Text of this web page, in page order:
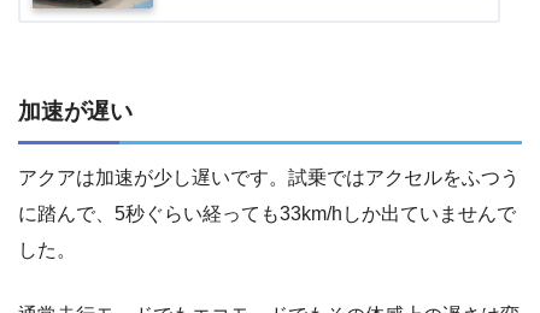
加速が遅い
アクアは加速が少し遅いです。試乗ではアクセルをふつう
に踏んで、5秒ぐらい経っても33km/hしか出ていませんで
した。